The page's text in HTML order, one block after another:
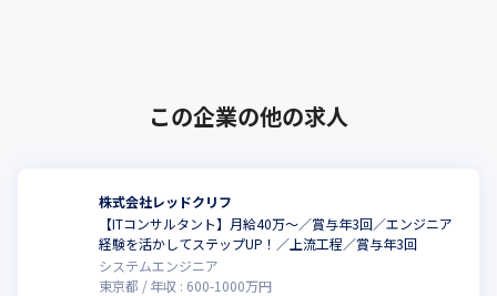
この企業の他の求人
株式会社レッドクリフ
【ITコンサルタント】月給40万～／賞与年3回／エンジニア
経験を活かしてステップUP！／上流工程／賞与年3回
システムエンジニア
東京都
年収 : 600-1000万円